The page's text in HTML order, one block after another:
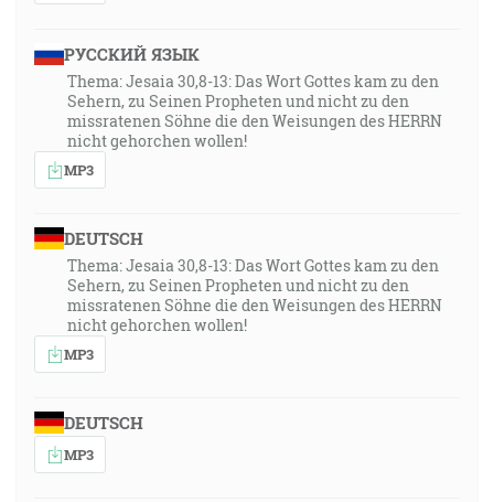
РУССКИЙ ЯЗЫК
Thema: Jesaia 30,8-13: Das Wort Gottes kam zu den
Sehern, zu Seinen Propheten und nicht zu den
missratenen Söhne die den Weisungen des HERRN
nicht gehorchen wollen!
MP3
DEUTSCH
Thema: Jesaia 30,8-13: Das Wort Gottes kam zu den
Sehern, zu Seinen Propheten und nicht zu den
missratenen Söhne die den Weisungen des HERRN
nicht gehorchen wollen!
MP3
DEUTSCH
MP3